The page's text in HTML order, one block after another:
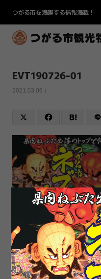
つがる市を満喫する情報満載！
EVT190726-01
2021.03.09